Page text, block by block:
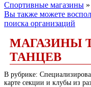
Спортивные магазины »
Вы также можете
поиска организаций
МАГАЗИНЫ
ТАНЦЕВ
В рубрике:
карте секции и клубы из